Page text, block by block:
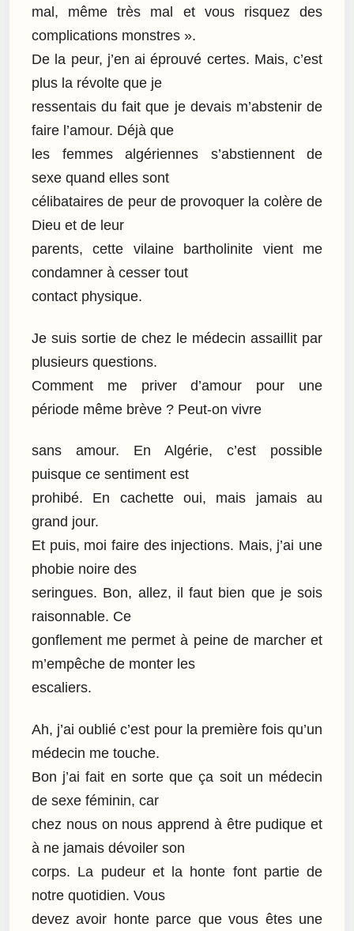
mal, même très mal et vous risquez des
complications monstres ».
De la peur, j’en ai éprouvé certes. Mais, c’est
plus la révolte que je
ressentais du fait que je devais m’abstenir de
faire l’amour. Déjà que
les femmes algériennes s’abstiennent de
sexe quand elles sont
célibataires de peur de provoquer la colère de
Dieu et de leur
parents, cette vilaine bartholinite vient me
condamner à cesser tout
contact physique.
Je suis sortie de chez le médecin assaillit par
plusieurs questions.
Comment me priver d’amour pour une
période même brève ? Peut-on vivre
sans amour. En Algérie, c’est possible
puisque ce sentiment est
prohibé. En cachette oui, mais jamais au
grand jour.
Et puis, moi faire des injections. Mais, j’ai une
phobie noire des
seringues. Bon, allez, il faut bien que je sois
raisonnable. Ce
gonflement me permet à peine de marcher et
m’empêche de monter les
escaliers.
Ah, j’ai oublié c’est pour la première fois qu’un
médecin me touche.
Bon j’ai fait en sorte que ça soit un médecin
de sexe féminin, car
chez nous on nous apprend à être pudique et
à ne jamais dévoiler son
corps. La pudeur et la honte font partie de
notre quotidien. Vous
devez avoir honte parce que vous êtes une